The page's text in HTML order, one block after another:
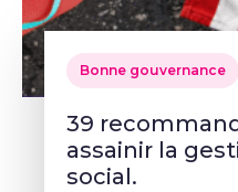
Bonne gouvernance
39
assainir la
social.